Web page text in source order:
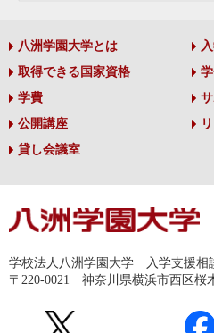
八洲学園大学とは
取得できる国家資格
学費
公開講座
貸し会議室
学校法人八洲学園大学 入学支援相
〒220-0021 神奈川県横浜市西区桜